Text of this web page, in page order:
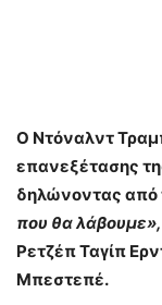
Ο Ντόναλντ
επανεξέτασης
δηλώνοντας από
που θα λάβουμε»,
Ρετζέπ Ταγίπ
Μπεστεπέ.